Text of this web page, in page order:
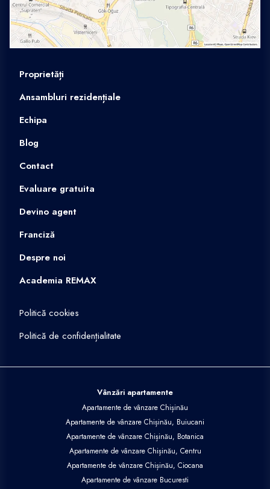
Proprietăți
Ansambluri rezidențiale
Echipa
Blog
Contact
Evaluare gratuita
Devino agent
Franciză
Despre noi
Academia REMAX
Politică cookies
Politică de confidențialitate
Vânzări apartamente
Apartamente de vânzare Chișinău
Apartamente de vânzare Chișinău, Buiucani
Apartamente de vânzare Chișinău, Botanica
Apartamente de vânzare Chișinău, Centru
Apartamente de vânzare Chișinău, Ciocana
Apartamente de vânzare Bucuresti